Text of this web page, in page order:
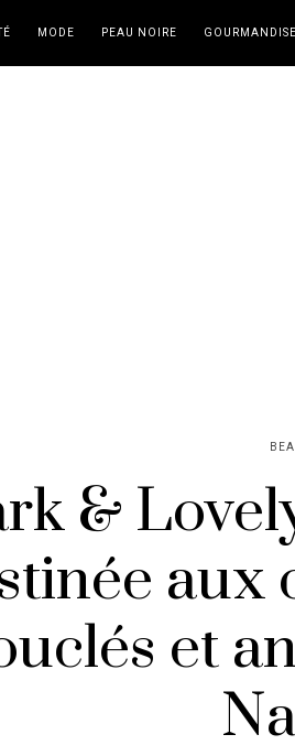
MODE PEAU NOIRE GOURMANDISE
&
aux
et